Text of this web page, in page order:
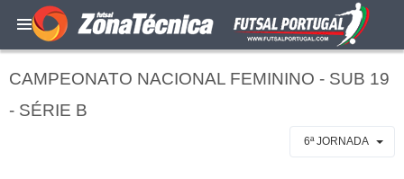
CAMPEONATO NACIONAL FEMININO - SUB 19
- SÉRIE B
6ª JORNADA